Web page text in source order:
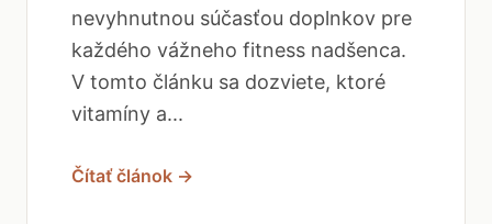
nevyhnutnou súčasťou doplnkov pre
každého vážneho fitness nadšenca.
V tomto článku sa dozviete, ktoré
vitamíny a...
Čítať článok →